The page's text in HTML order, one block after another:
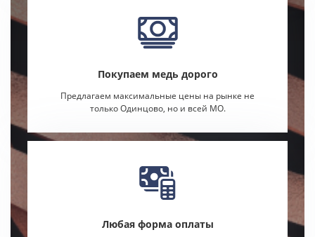
Покупаем медь дорого
Предлагаем максимальные цены на рынке не
только Одинцово, но и всей МО.
Любая форма оплаты